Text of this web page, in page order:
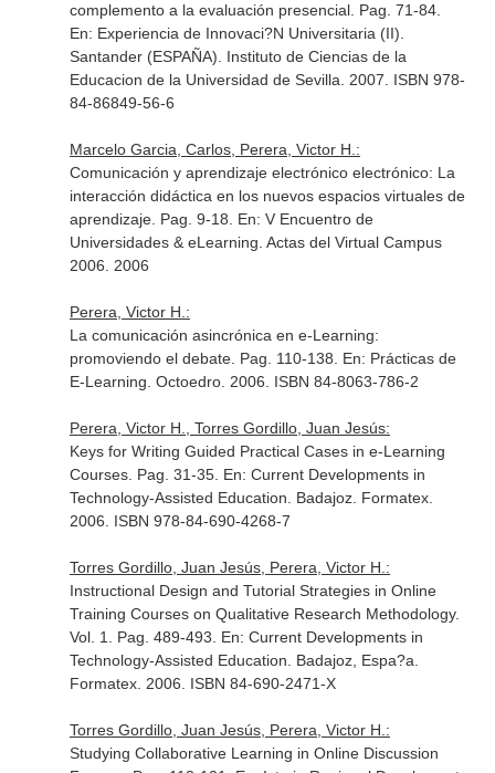
complemento a la evaluación presencial. Pag. 71-84.
En: Experiencia de Innovaci?N Universitaria (II)
Santander (ESPAÑA). Instituto de Ciencias de la
Educacion de la Universidad de Sevilla. 2007. ISBN 978-
84-86849-56-6
Marcelo Garcia, Carlos, Perera, Victor H.:
Comunicación y aprendizaje electrónico electrónico: La
interacción didáctica en los nuevos espacios virtuales de
aprendizaje. Pag. 9-18. En: V Encuentro de
Universidades & eLearning . Actas del Virtual Campus
2006. 2006
Perera, Victor H.:
La comunicación asincrónica en e-Learning:
promoviendo el debate. Pag. 110-138. En: Prácticas de
E-Learning . Octoedro. 2006. ISBN 84-8063-786-2
Perera, Victor H., Torres Gordillo, Juan Jesús:
Keys for Writing Guided Practical Cases in e-Learning
Courses. Pag. 31-35. En: Current Developments in
Technology-Assisted Education . Badajoz. Formatex.
2006. ISBN 978-84-690-4268-7
Torres Gordillo, Juan Jesús, Perera, Victor H.:
Instructional Design and Tutorial Strategies in Online
Training Courses on Qualitative Research Methodology.
Vol. 1. Pag. 489-493. En: Current Developments in
Technology-Assisted Education . Badajoz, Espa?a.
Formatex. 2006. ISBN 84-690-2471-X
Torres Gordillo, Juan Jesús, Perera, Victor H.:
Studying Collaborative Learning in Online Discussion